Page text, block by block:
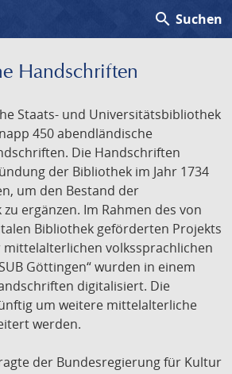
search Suchen
Handschriften
Staats- und Universitätsbibliothek
450 abendländische
Die Handschriften
der Bibliothek im Jahr 1734
um den Bestand der
ergänzen. Im Rahmen des von
Bibliothek geförderten Projekts
mittelalterlichen volkssprachlichen
Göttingen“ wurden in einem
digitalisiert. Die
um weitere mittelalterliche
werden.
der Bundesregierung für Kultur